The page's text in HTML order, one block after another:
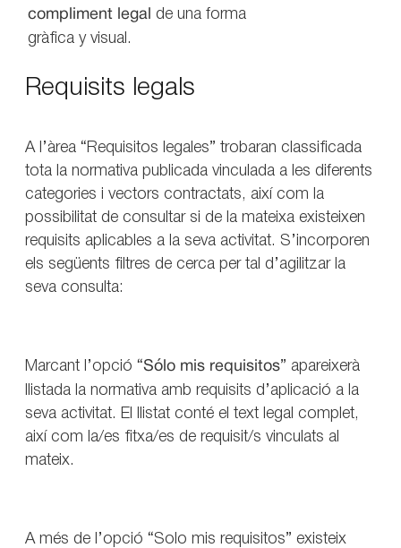
compliment legal de una forma
gràfica y visual.
Requisits legals
A l’àrea “Requisitos legales” trobaran classificada
tota la normativa publicada vinculada a les diferents
categories i vectors contractats, així com la
possibilitat de consultar si de la mateixa existeixen
requisits aplicables a la seva activitat. S’incorporen
els següents filtres de cerca per tal d’agilitzar la
seva consulta:
Marcant l’opció “Sólo mis requisitos” apareixerà
llistada la normativa amb requisits d’aplicació a la
seva activitat. El llistat conté el text legal complet,
així com la/es fitxa/es de requisit/s vinculats al
mateix.
A més de l’opció “Solo mis requisitos” existeix